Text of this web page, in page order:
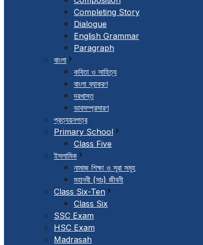
Completing Story
Dialogue
English Grammar
Paragraph
বাংলা
কবিতা ও সাহিত্য
বাংলা ব্যাকরণ
দরখাস্ত
ভাবসম্প্রসারণ
প্রত্যয়নপত্র
Primary School
Class Five
ইসলামিক
নামাজ শিক্ষা ও সূরা সমূহ
মহানবী (সাঃ) জীবনী
Class Six-Ten
Class Six
SSC Exam
HSC Exam
Madrasah